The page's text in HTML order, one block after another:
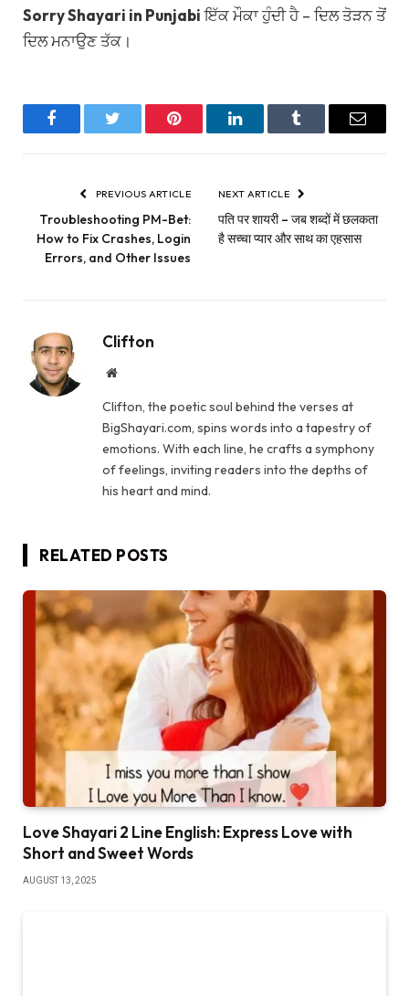
Sorry Shayari in Punjabiਇੱਕ ਮੌਕਾ ਹੁੰਦੀ ਹੈ – ਦਿਲ ਤੋੜਨ ਤੋਂ
ਦਿਲ ਮਨਾਉਣ ਤੱਕ।
FacebookTwitter Pinterest LinkedInTumblr Email
PREVIOUS ARTICLE
Troubleshooting PM-Bet:
How to Fix Crashes, Login
Errors, and Other Issues
NEXT ARTICLE
पति पर शायरी – जब शब्दों में छलकता
है सच्चा प्यार और साथ का एहसास
Clifton
Website
Clifton, the poetic soul behind the verses at
BigShayari.com, spins words into a tapestry of
emotions. With each line, he crafts a symphony
of feelings, inviting readers into the depths of
his heart and mind.
RELATED POSTS
Love Shayari 2 Line English: Express Love with
Short and Sweet Words
AUGUST 13, 2025